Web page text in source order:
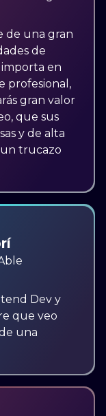
de una gran
de
en
profesional,
gran valor
que sus
y de alta
un trucazo
Dev y
que veo
una